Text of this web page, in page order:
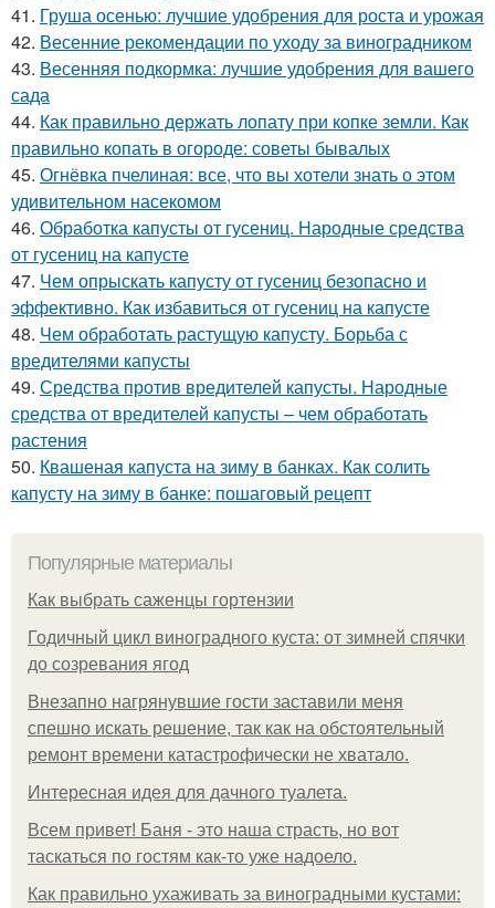
41. Груша осенью: лучшие удобрения для роста и урожая
42. Весенние рекомендации по уходу за виноградником
43. Весенняя подкормка: лучшие удобрения для вашего
сада
44. Как правильно держать лопату при копке земли. Как
правильно копать в огороде: советы бывалых
45. Огнёвка пчелиная: все, что вы хотели знать о этом
удивительном насекомом
46. Обработка капусты от гусениц. Народные средства
от гусениц на капусте
47. Чем опрыскать капусту от гусениц безопасно и
эффективно. Как избавиться от гусениц на капусте
48. Чем обработать растущую капусту. Борьба с
вредителями капусты
49. Средства против вредителей капусты. Народные
средства от вредителей капусты – чем обработать
растения
50. Квашеная капуста на зиму в банках. Как солить
капусту на зиму в банке: пошаговый рецепт
Популярные материалы
Как выбрать саженцы гортензии
Годичный цикл виноградного куста: от зимней спячки
до созревания ягод
Внезапно нагрянувшие гости заставили меня
спешно искать решение, так как на обстоятельный
ремонт времени катастрофически не хватало.
Интересная идея для дачного туалета.
Всем привет! Баня - это наша страсть, но вот
таскаться по гостям как-то уже надоело.
Как правильно ухаживать за виноградными кустами: